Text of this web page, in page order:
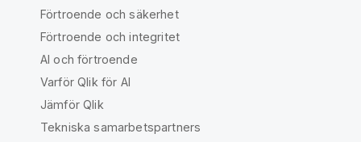
Förtroende och säkerhet
Förtroende och integritet
AI och förtroende
Varför Qlik för AI
Jämför Qlik
Tekniska samarbetspartners